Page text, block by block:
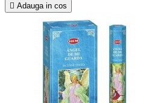
 Adauga in cos